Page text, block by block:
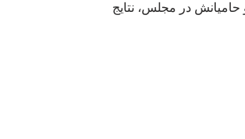
در مجلس، نتایج